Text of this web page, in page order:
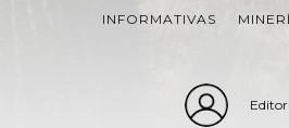
INFORMATIVAS